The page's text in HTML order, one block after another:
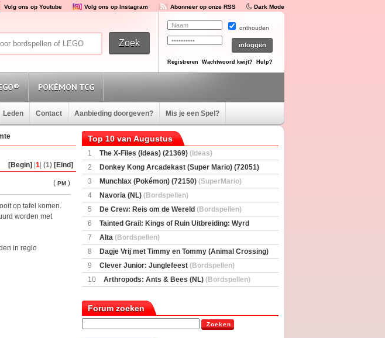
Volg ons op Youtube Volg ons op Instagram Abonneer op onze RSS Dark Mode
onthouden
Registreren Wachtwoord kwijt? Hulp?
POKÉMON TCG
Leden Contact Aanbieding doorgeven? Mis je een Spel?
[Begin] 1 (1) [Eind]
( PM )
op tafel komen.
worden met
in regio
Top 10 van Augustus
1 The X-Files (Ideas) (21369) (Ideas)
2
Donkey Kong Arcadekast (Super Mario) (72051)
(SuperMario)
3 Munchlax (Pokémon) (72150) (SuperMario)
4
Navoria (NL) (Bordspellen)
5
De Crew: Reis om de Wereld (Bordspellen)
6
Tainted Grail: Kings of Ruin Uitbreiding: Wyrd
Encounters(Bordspellen)
7 Alta (Bordspellen)
8
Dagje Vrij met Timmy en Tommy (Animal Crossing)
(77059)(Ideas)
9 Clever Junior: Junglefeest (Bordspellen)
10
Arthropods: Ants & Bees (NL) (Bordspellen)
Forum zoeken
Zoeken